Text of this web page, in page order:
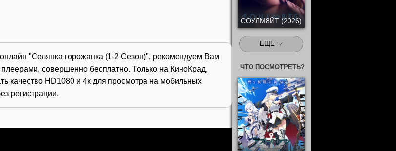
"Селянка горожанка (1-2 Сезон)", рекомендуем Вам
совершенно бесплатно. Только на КиноКрад,
качество HD1080 и 4к для просмотра на мобильных
регистрации.
СОУЛМ8ЙТ (2026)
ЕЩЕ
ЧТО ПОСМОТРЕТЬ?